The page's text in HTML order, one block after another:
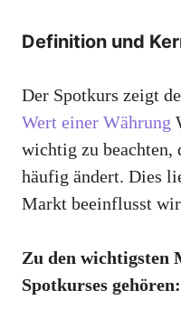
Definition und
Der Spotkurs zeigt
Wert einer Währung
wichtig zu beachten,
häufig ändert. Dies
Markt beeinflusst
Zu den wichtigsten
Spotkurses gehören: